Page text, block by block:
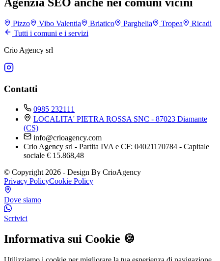
Agenzia SEO anche nei comuni vicini
Pizzo Vibo Valentia Briatico Parghelia Tropea
Ricadi
Tutti i comuni e i servizi
Crio Agency srl
Contatti
0985 232111
LOCALITA' PIETRA ROSSA SNC - 87023 Diamante
(CS)
info@crioagency.com
Crio Agency srl - Partita IVA e CF: 04021170784 - Capitale
sociale € 15.868,48
© Copyright 2026 - Design By CrioAgency
Privacy PolicyCookie Policy
Dove siamo
Scrivici
Informativa sui Cookie 🍪